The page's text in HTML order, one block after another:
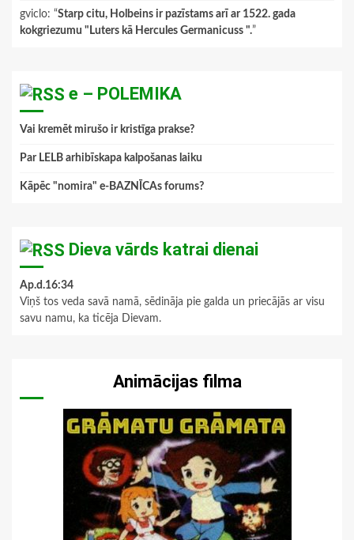
gviclo: “Starp citu, Holbeins ir pazīstams arī ar 1522. gada
kokgriezumu "Luters kā Hercules Germanicuss ".”
e – POLEMIKA
Vai kremēt mirušo ir kristīga prakse?
Par LELB arhibīskapa kalpošanas laiku
Kāpēc "nomira" e-BAZNĪCAs forums?
Dieva vārds katrai dienai
Ap.d.16:34
Viņš tos veda savā namā, sēdināja pie galda un priecājās ar visu
savu namu, ka ticēja Dievam.
Animācijas filma